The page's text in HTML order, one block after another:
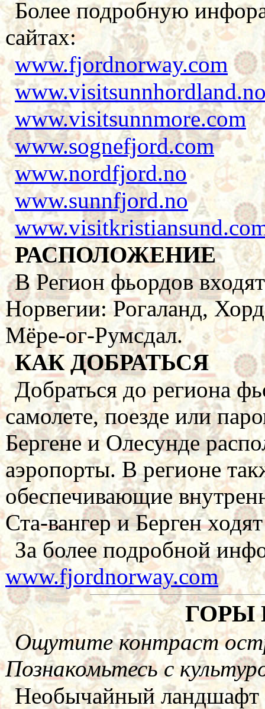
Более подробную
сайтах:
www.fjordnorway.com
www.visitsunnmore.com
www.sognefjord.com
www.nordfjord.no
www.sunnfjord.no
РАСПОЛОЖЕНИЕ
В Регион фьордов
Норвегии: Рогаланд,
Мёре-ог-Румсдал.
КАК ДОБРАТЬСЯ
Добраться до региона
самолете, поезде или
Бергене и Олесунде
аэропорты. В регионе
обеспечивающие
Ста-вангер и Берген
За более подробной
www.fjordnorway.com
ГОРЫ
Ощутите контраст
Познакомьтесь с
Необычайный ландшафт